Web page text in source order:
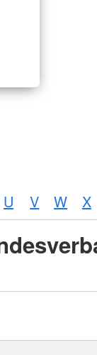
U V W X